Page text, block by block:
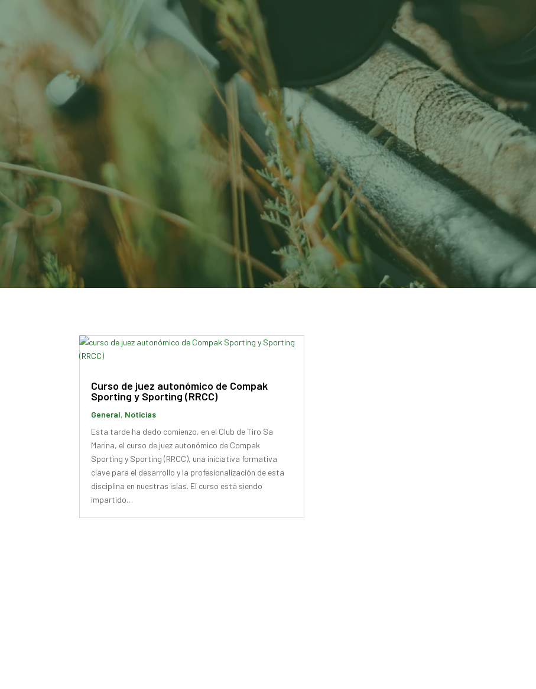
Curso de juez autonómico de Compak
Sporting y Sporting (RRCC)
General, Noticias
Esta tarde ha dado comienzo, en el Club de Tiro Sa
Marina, el curso de juez autonómico de Compak
Sporting y Sporting (RRCC), una iniciativa formativa
clave para el desarrollo y la profesionalización de esta
disciplina en nuestras islas. El curso está siendo
impartido…